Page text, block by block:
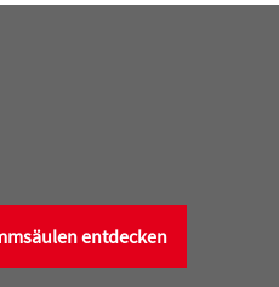
entdecken